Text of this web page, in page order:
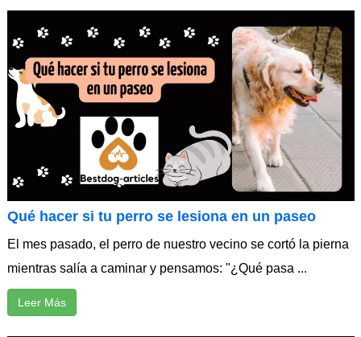
Qué hacer si tu perro se lesiona en un paseo
El mes pasado, el perro de nuestro vecino se cortó la pierna
mientras salía a caminar y pensamos: "¿Qué pasa ...
Leer Más